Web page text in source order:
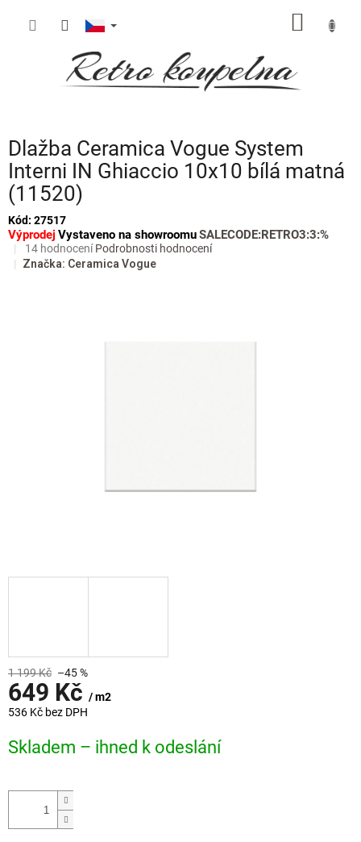
Dlažba Ceramica Vogue System
Interni IN Ghiaccio 10x10 bílá matná
(11520)
Kód: 27517
Výprodej Vystaveno na showroomuSALECODE:RETRO3:3:%
Průměrné
hodnocení
14 hodnocení Podrobnosti hodnocení
Značka: Ceramica Vogue
1 199 Kč –45 %
649 Kč / m2
536 Kč bez DPH
cena:
Skladem – ihned k odeslání